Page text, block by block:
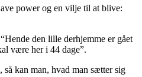
power og en vilje til at blive:
den lille derhjemme er gået
være her i 44 dage”.
så kan man, hvad man sætter sig